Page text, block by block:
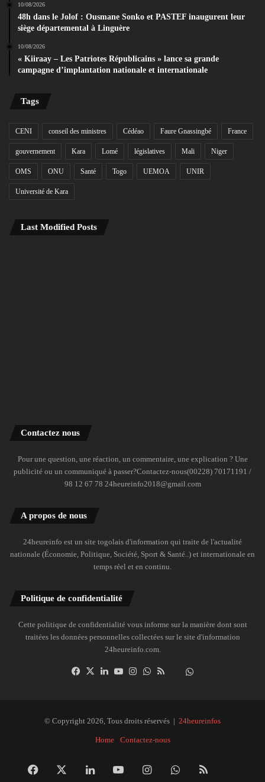
10/08/2026
48h dans le Jolof : Ousmane Sonko et PASTEF inaugurent leur
siège départemental à Linguère
10/08/2026
« Kiiraay – Les Patriotes Républicains » lance sa grande
campagne d’implantation nationale et internationale
Tags
CENI conseil des ministres Cédéao Faure Gnassingbé France
gouvernement Kara Lomé législatives Mali Niger
OMS ONU Santé Togo UEMOA UNIR
Université de Kara
Last Modified Posts
Contactez nous
Pour une question, une réaction, un commentaire, une explication ? Une
publicité ou un communiqué à passer?Contactez-nous(00228) 70171191 /
98 12 67 78 24heureinfo2018@gmail.com
A propos de nous
24heureinfo est un site togolais d'information qui traite de l'actualité
nationale (Économie, Politique, Société, Sport & Santé..) et internationale en
temps réel et en continu.
Politique de confidentialité
Cette politique de confidentialité vous informe sur la manière dont sont
traitées les données personnelles collectées sur le site d'information
24heureinfo.com.
Facebook
X LinkedinYouTubeInstagramWhatsAppDailymotion
© Copyright 2026, Tous droits réservés | 24heureinfos
Home Contactez-nous
Facebook LinkedinYouTubeInstagramWhatsApp
RSS